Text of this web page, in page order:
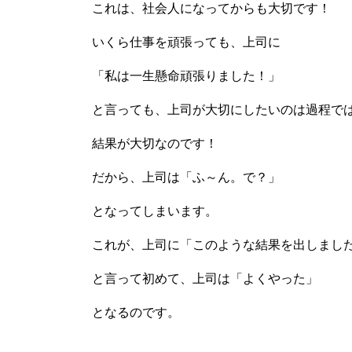
これは、社会人になってからも大切です！
いくら仕事を頑張っても、上司に
「私は一生懸命頑張りました！」
と言っても、上司が大切にしたいのは過程で
結果が大切なのです！
だから、上司は「ふ～ん。で？」
となってしまいます。
これが、上司に「このような結果を出しまし
と言って初めて、上司は「よくやった」
となるのです。